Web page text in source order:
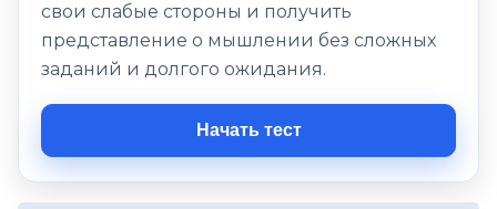
свои слабые стороны и получить
представление о мышлении без сложных
заданий и долгого ожидания.
Начать тест